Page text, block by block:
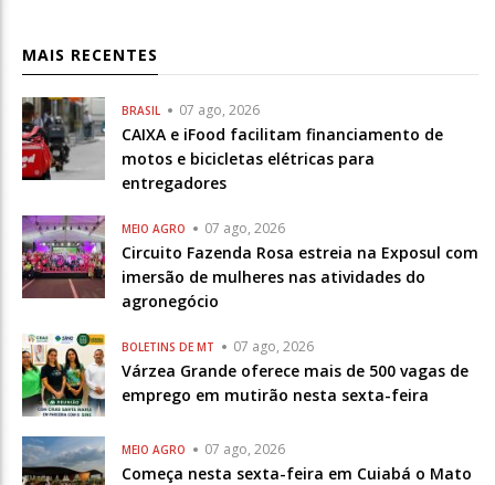
MAIS RECENTES
BRASIL 07 ago, 2026
CAIXA e iFood facilitam financiamento de
motos e bicicletas elétricas para
entregadores
MEIO AGRO 07 ago, 2026
Circuito Fazenda Rosa estreia na Exposul com
imersão de mulheres nas atividades do
agronegócio
BOLETINS DE MT 07 ago, 2026
Várzea Grande oferece mais de 500 vagas de
emprego em mutirão nesta sexta-feira
MEIO AGRO 07 ago, 2026
Começa nesta sexta-feira em Cuiabá o Mato